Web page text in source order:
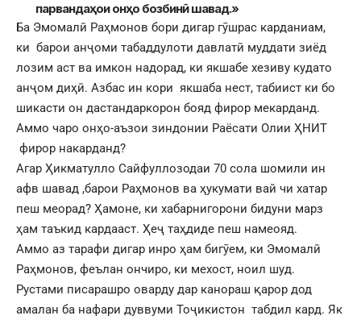
парвандаҳои онҳо бозбинӣ шавад.»
Ба Эмомалӣ Раҳмонов бори дигар гӯшрас карданиам,
ки барои анҷоми табаддулоти давлатӣ муддати зиёд
лозим аст ва имкон надорад, ки якшабе хезиву кудато
анҷом диҳӣ. Азбас ин кори якшаба нест, табиист ки бо
шикасти он дастандаркорон бояд фирор мекарданд.
Аммо чаро онҳо-аъзои зиндонии Раёсати Олии ҲНИТ
фирор накарданд?
Агар Ҳикматулло Сайфуллозодаи 70 сола шомили ин
афв шавад ,барои Раҳмонов ва ҳукумати вай чи хатар
пеш меорад? Ҳамоне, ки хабарнигорони бидуни марз
ҳам таъкид кардааст. Ҳеҷ таҳдиде пеш намеояд.
Аммо аз тарафи дигар инро ҳам бигӯем, ки Эмомалӣ
Раҳмонов, феълан ончиро, ки мехост, ноил шуд.
Рустами писарашро оварду дар канораш қарор дод
амалан ба нафари дуввуми Тоҷикистон табдил кард. Як